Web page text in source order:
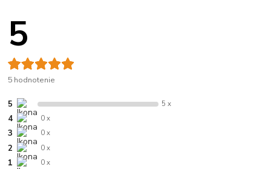
5
5 hodnotenie
5 5 x
4 0 x
3 0 x
2 0 x
1 0 x